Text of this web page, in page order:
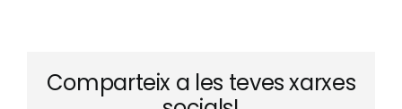
Comparteix a les teves xarxes